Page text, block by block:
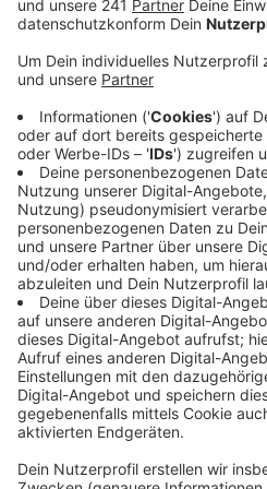
Kölns Oberbürgermeisterin
sich dafür, dass
Anschläge wie in Halle bei
stellvertretende Vorsitzende
Gilberg sagte, der Anschlag
Deutschland. Solidarität wie
für die Juden aber auch für
Beim Anschlag in Halle hatte
rechtsextremer Täter zwei
Ermittler gehen davon aus,
versucht hatte in eine